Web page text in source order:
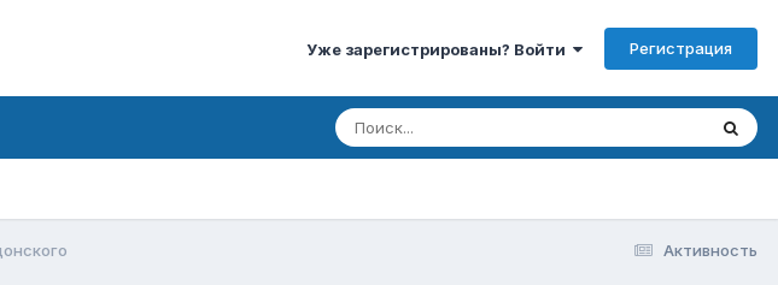
Уже зарегистрированы? Войти Регистрация
Активность